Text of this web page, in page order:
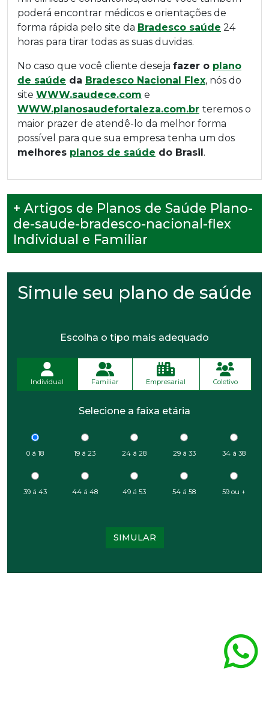
poderá encontrar médicos e orientações de
forma rápida pelo site da Bradesco saúde 24
horas para tirar todas as suas duvidas.
No caso que você cliente deseja fazer o plano
de saúde da Bradesco Nacional Flex, nós do
site WWW.saudece.com e
WWW.planosaudefortaleza.com.br teremos o
maior prazer de atendê-lo da melhor forma
possível para que sua empresa tenha um dos
melhores planos de saúde do Brasil.
+ Artigos de Planos de Saúde Plano-
de-saude-bradesco-nacional-flex
Individual e Familiar
Simule seu plano de saúde
Escolha o tipo mais adequado
Individual Familiar Empresarial Coletivo
Selecione a faixa etária
0 á 18 19 á 23 24 á 28 29 á 33 34 á 38
39 á 43 44 á 48 49 á 53 54 á 58 59 ou +
SIMULAR